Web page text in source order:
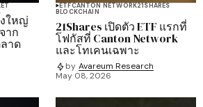
ใหญ่
าก
าด
ETFCANTON NETWORK21SHARES
BLOCKCHAIN
21Shares เปิดตัว ETF แรกที่
โฟกัสที่ Canton Network
และโทเคนเฉพาะ
by Avareum Research
May 08, 2026